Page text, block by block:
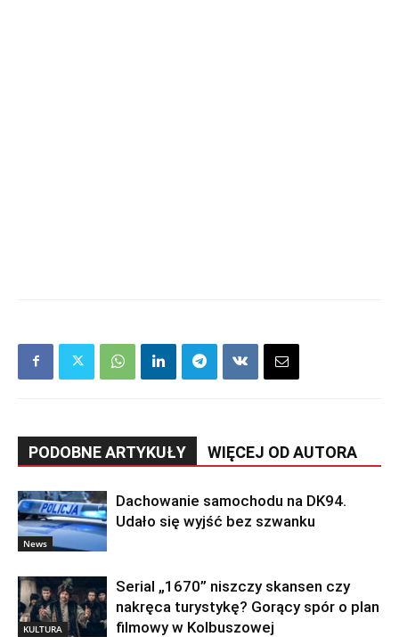
PODOBNE ARTYKUŁY WIĘCEJ OD AUTORA
News
Dachowanie samochodu na DK94.
Udało się wyjść bez szwanku
KULTURA
Serial „1670” niszczy skansen czy
nakręca turystykę? Gorący spór o plan
filmowy w Kolbuszowej